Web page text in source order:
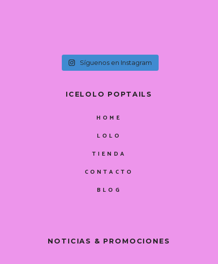
Síguenos en Instagram
ICELOLO POPTAILS
HOME
LOLO
TIENDA
CONTACTO
BLOG
NOTICIAS & PROMOCIONES